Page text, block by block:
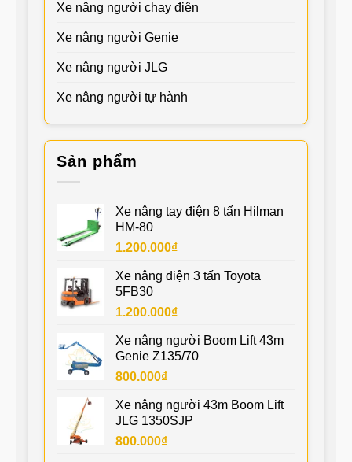
Xe nâng người chạy điện
Xe nâng người Genie
Xe nâng người JLG
Xe nâng người tự hành
Sản phẩm
Xe nâng tay điện 8 tấn Hilman
HM-80
1.200.000₫
Xe nâng điện 3 tấn Toyota
5FB30
1.200.000₫
Xe nâng người Boom Lift 43m
Genie Z135/70
800.000₫
Xe nâng người 43m Boom Lift
JLG 1350SJP
800.000₫